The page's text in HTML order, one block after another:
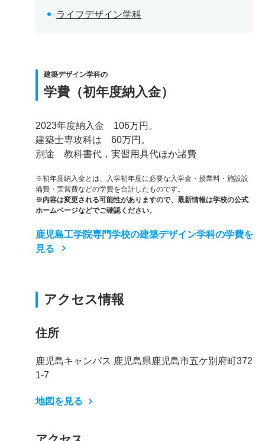
ライフデザイン学科
建築デザイン学科の
学費（初年度納入金）
2023年度納入金 106万円。
建築士専攻科は 60万円。
別途 教科書代，実習用具代ほか諸費
※初年度納入金とは、入学初年度に必要な入学金・授業料・施設設
備費・実習費などの学費を合計したものです。
※内容は変更される可能性がありますので、最新情報は学校の公式
ホームページなどでご確認ください。
鹿児島工学院専門学校の建築デザイン学科の学費を
見る
アクセス情報
住所
鹿児島キャンパス 鹿児島県鹿児島市五ケ別府町372
1-7
地図を見る